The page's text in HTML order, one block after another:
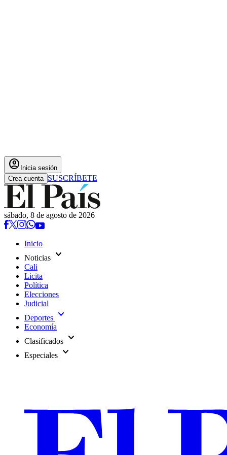
account_circle Inicia sesión
Crea cuenta SUSCRÍBETE
sábado, 8 de agosto de 2026
Inicio
Noticias expand_more
Cali
Licita
Política
Elecciones
Judicial
Deportes expand_more
Economía
Clasificados expand_more
Especiales expand_more